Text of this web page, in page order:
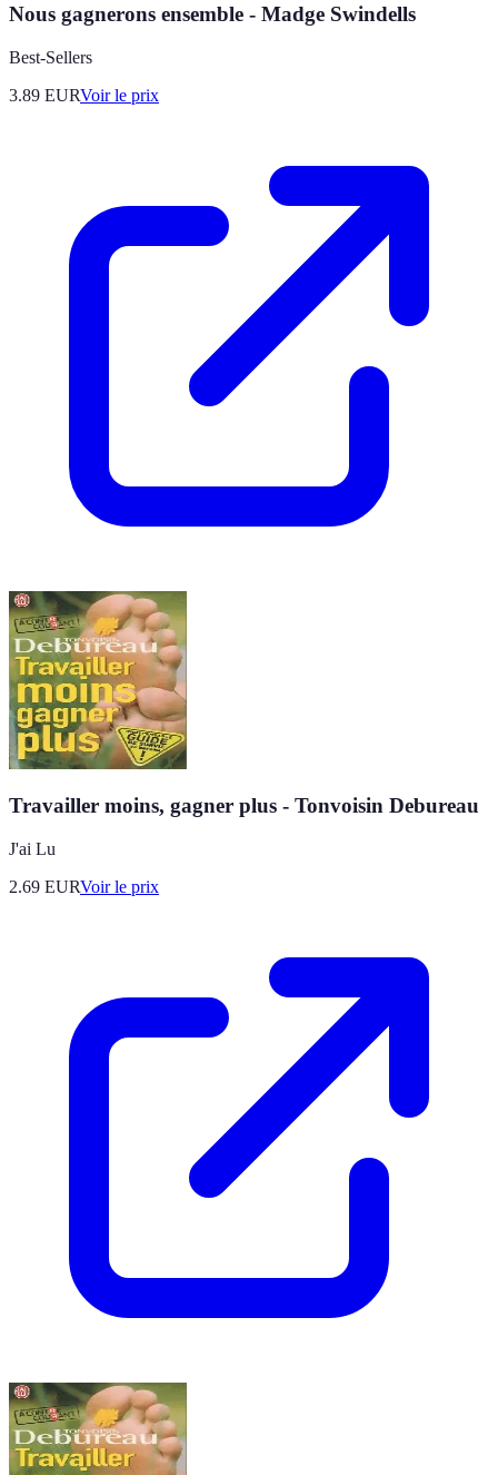
Nous gagnerons ensemble - Madge Swindells
Best-Sellers
3.89 EURVoir le prix
Travailler moins, gagner plus - Tonvoisin Debureau
J'ai Lu
2.69 EURVoir le prix